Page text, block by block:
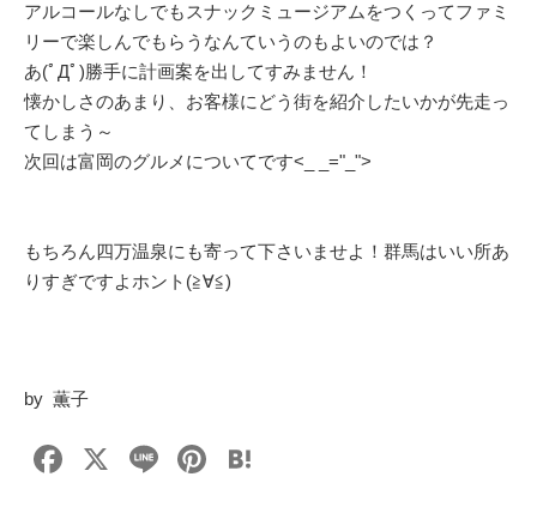
アルコールなしでもスナックミュージアムをつくってファミ
リーで楽しんでもらうなんていうのもよいのでは？
あ(ﾟДﾟ)勝手に計画案を出してすみません！
懐かしさのあまり、お客様にどう街を紹介したいかが先走っ
てしまう～
次回は富岡のグルメについてです<_ _="_">
もちろん四万温泉にも寄って下さいませよ！群馬はいい所あ
りすぎですよホント(≧∀≦)
by 薫子
F
X
Li
Pi